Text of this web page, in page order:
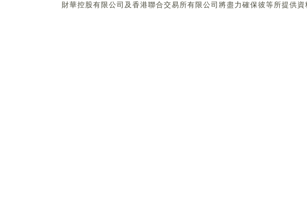
財華控股有限公司及香港聯合交易所有限公司將盡力確保彼等所提供